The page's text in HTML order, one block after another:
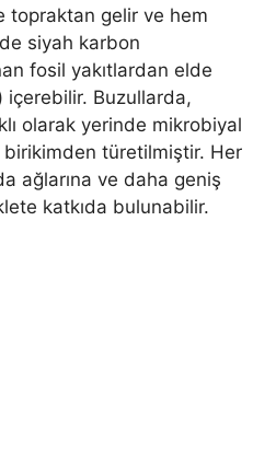
topraktan gelir ve hem
siyah karbon
fosil yakıtlardan elde
içerebilir. Buzullarda,
olarak yerinde mikrobiyal
türetilmiştir. Her
ağlarına ve daha geniş
katkıda bulunabilir.